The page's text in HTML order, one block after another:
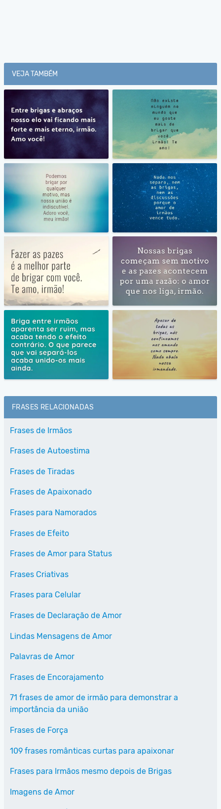
VEJA TAMBÉM
FRASES RELACIONADAS
Frases de Irmãos
Frases de Autoestima
Frases de Tiradas
Frases de Apaixonado
Frases para Namorados
Frases de Efeito
Frases de Amor para Status
Frases Criativas
Frases para Celular
Frases de Declaração de Amor
Lindas Mensagens de Amor
Palavras de Amor
Frases de Encorajamento
71 frases de amor de irmão para demonstrar a
importância da união
Frases de Força
109 frases românticas curtas para apaixonar
Frases para Irmãos mesmo depois de Brigas
Imagens de Amor